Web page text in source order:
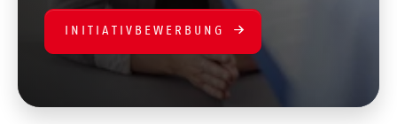
INITIATIVBEWERBUNG